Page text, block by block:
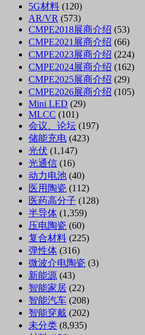
5G材料 (120)
AR/VR (573)
CMPE2018展商介绍 (53)
CMPE2021展商介绍 (66)
CMPE2023展商介绍 (224)
CMPE2024展商介绍 (162)
CMPE2025展商介绍 (29)
CMPE2026展商介绍 (105)
Mini LED (29)
MLCC (101)
会议、论坛 (197)
储能充电 (423)
光伏 (1,147)
光通信 (16)
动力电池 (40)
医用陶瓷 (112)
医药高分子 (128)
半导体 (1,359)
压电陶瓷 (60)
复合材料 (225)
弹性体 (316)
微波介电陶瓷 (3)
新能源 (43)
智能家居 (22)
智能汽车 (208)
智能穿戴 (202)
未分类 (8,935)